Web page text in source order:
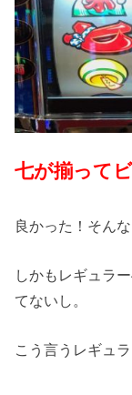
七が揃って
良かった！そん
しかもレギュラ
てないし。
こう言うレギュ